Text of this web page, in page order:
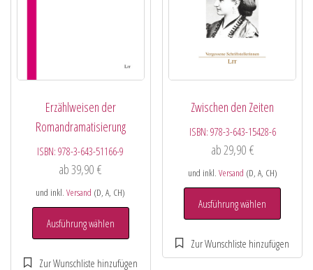
Erzählweisen der
Romandramatisierung
ISBN:978-3-643-51166-9
ab39,90€
und inkl.Versand (D, A, CH)
Ausführung wählen
Zwischen den Zeiten
ISBN: 978-3-643-15428-6
ab29,90 €
und inkl. Versand (D, A, CH)
Ausführung wählen